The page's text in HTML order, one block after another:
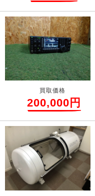
買取価格
200,000円